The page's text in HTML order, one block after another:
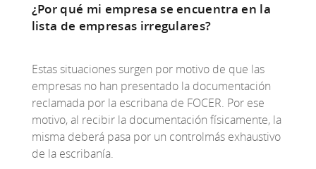
¿Por qué mi empresa se encuentra en la
lista de empresas irregulares?
Estas situaciones surgen por motivo de que las
empresas no han presentado la documentación
reclamada por la escribana de FOCER. Por ese
motivo, al recibir la documentación físicamente, la
misma deberá pasa por un controlmás exhaustivo
de la escribanía.